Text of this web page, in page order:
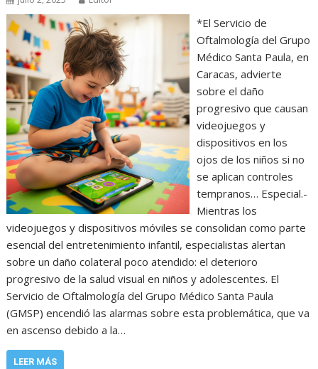
*El Servicio de
Oftalmología del Grupo
Médico Santa Paula, en
Caracas, advierte
sobre el daño
progresivo que causan
videojuegos y
dispositivos en los
ojos de los niños si no
se aplican controles
tempranos… Especial.-
Mientras los
videojuegos y dispositivos móviles se consolidan como parte
esencial del entretenimiento infantil, especialistas alertan
sobre un daño colateral poco atendido: el deterioro
progresivo de la salud visual en niños y adolescentes. El
Servicio de Oftalmología del Grupo Médico Santa Paula
(GMSP) encendió las alarmas sobre esta problemática, que va
en ascenso debido a la…
LEER MÁS